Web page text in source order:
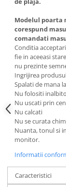
Modelul poarta
corespund
comandati
Conditia
fie in aceeasi
nu prezinte
Ingrijirea
Spalati de mana
Nu folositi
Nu uscati prin
Nu calcati
Nu se curata
Nuanta, tonul si
monitor.
Informatii
Caracteristici